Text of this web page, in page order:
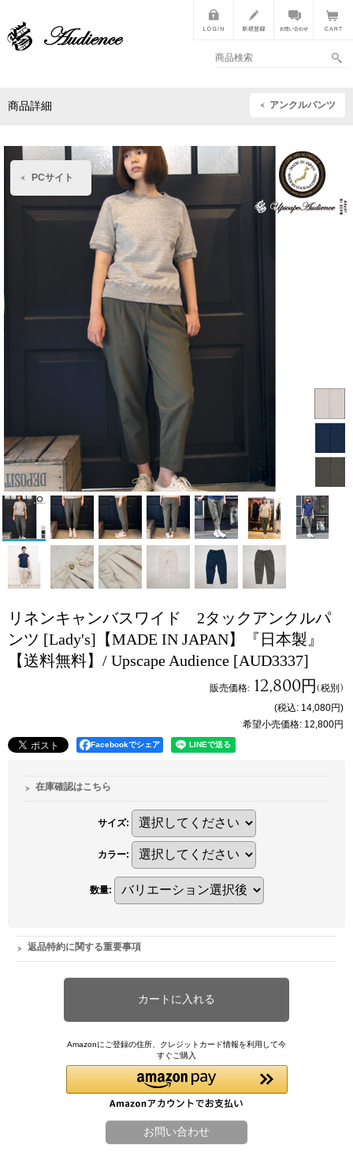
PCサイト
商品詳細 アンクルパンツ
リネンキャンバスワイド 2タックアンクルパ
ンツ [Lady's]【MADE IN JAPAN】『日本製』
【送料無料】/ Upscape Audience [AUD3337]
販売価格: 12,800円(税別)
(税込: 14,080円)
希望小売価格: 12,800円
Facebookでシェア
在庫確認はこちら
サイズ:
カラー:
数量:
返品特約に関する重要事項
Amazonにご登録の住所、クレジットカード情報を利用して今
すぐご購入